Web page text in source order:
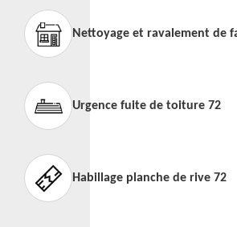
Nettoyage et ravalement de
Urgence fuite de toiture 72
Habillage planche de rive 72